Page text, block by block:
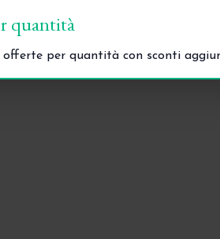
quantità
offerte per quantità con sconti